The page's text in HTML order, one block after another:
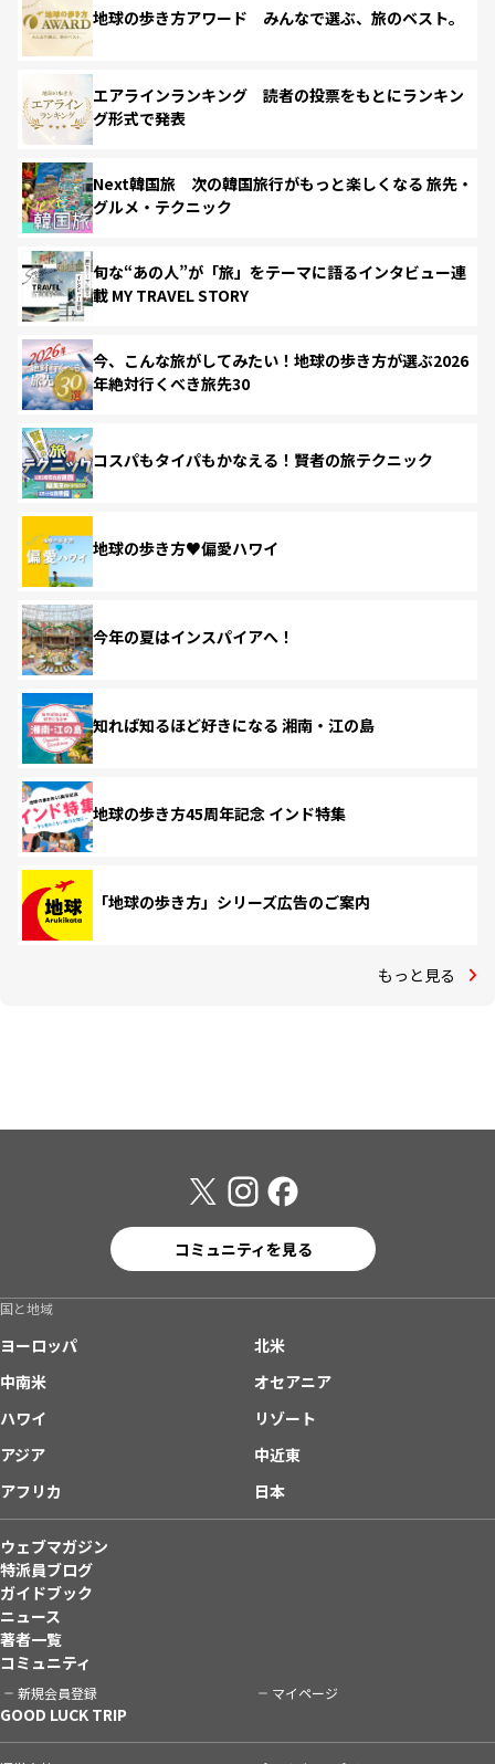
地球の歩き方アワード みんなで選ぶ、旅のベスト。
エアラインランキング 読者の投票をもとにランキン
グ形式で発表
Next韓国旅 次の韓国旅行がもっと楽しくなる 旅先・
グルメ・テクニック
旬な“あの人”が「旅」をテーマに語るインタビュー連
載 MY TRAVEL STORY
今、こんな旅がしてみたい！地球の歩き方が選ぶ2026
年絶対行くべき旅先30
コスパもタイパもかなえる！賢者の旅テクニック
地球の歩き方♥偏愛ハワイ
今年の夏はインスパイアへ！
知れば知るほど好きになる 湘南・江の島
地球の歩き方45周年記念 インド特集
「地球の歩き方」シリーズ広告のご案内
もっと見る
コミュニティを見る
国と地域
ヨーロッパ
北米
中南米
オセアニア
ハワイ
リゾート
アジア
中近東
アフリカ
日本
ウェブマガジン
特派員ブログ
ガイドブック
ニュース
著者一覧
コミュニティ
新規会員登録 マイページ
GOOD LUCK TRIP